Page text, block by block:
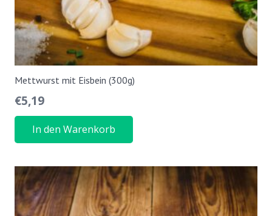
Mettwurst mit Eisbein (300g)
€5,19
In den Warenkorb